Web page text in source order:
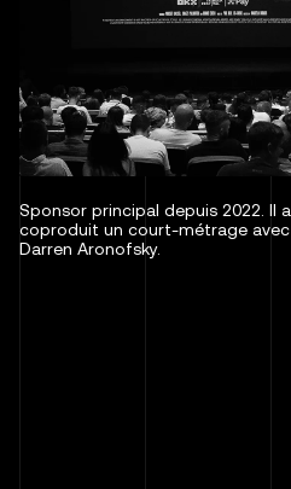
Sponsor principal depuis 2022. Il a
coproduit un court-métrage avec
Darren Aronofsky.